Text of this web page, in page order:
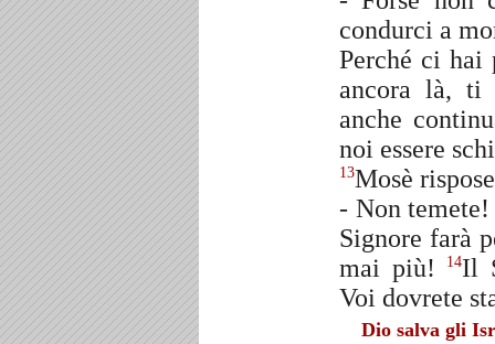
condurci a
Perché ci
ancora là, ti
anche
noi essere
13Mosè
- Non
Signore farà
mai più!
14Il
Voi dovrete
Dio salva gli